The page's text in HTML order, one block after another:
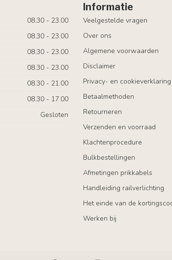
08.30 - 23.00
08.30 - 23.00
08.30 - 23.00
08.30 - 23.00
08.30 - 21.00
08.30 - 17.00
Gesloten
Informatie
Veelgestelde vragen
Over ons
Algemene voorwaarden
Disclaimer
Privacy- en cookieverklaring
Betaalmethoden
Retourneren
Verzenden en voorraad
Klachtenprocedure
Bulkbestellingen
Afmetingen prikkabels
Handleiding railverlichting
Het einde van de
Werken bij